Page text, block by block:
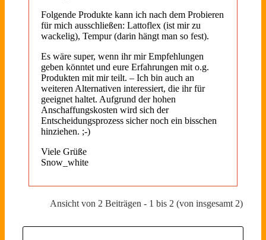
Folgende Produkte kann ich nach dem Probieren
für mich ausschließen: Lattoflex (ist mir zu
wackelig), Tempur (darin hängt man so fest).
Es wäre super, wenn ihr mir Empfehlungen
geben könntet und eure Erfahrungen mit o.g.
Produkten mit mir teilt. – Ich bin auch an
weiteren Alternativen interessiert, die ihr für
geeignet haltet. Aufgrund der hohen
Anschaffungskosten wird sich der
Entscheidungsprozess sicher noch ein bisschen
hinziehen. ;-)
Viele Grüße
Snow_white
Ansicht von 2 Beiträgen - 1 bis 2 (von insgesamt 2)